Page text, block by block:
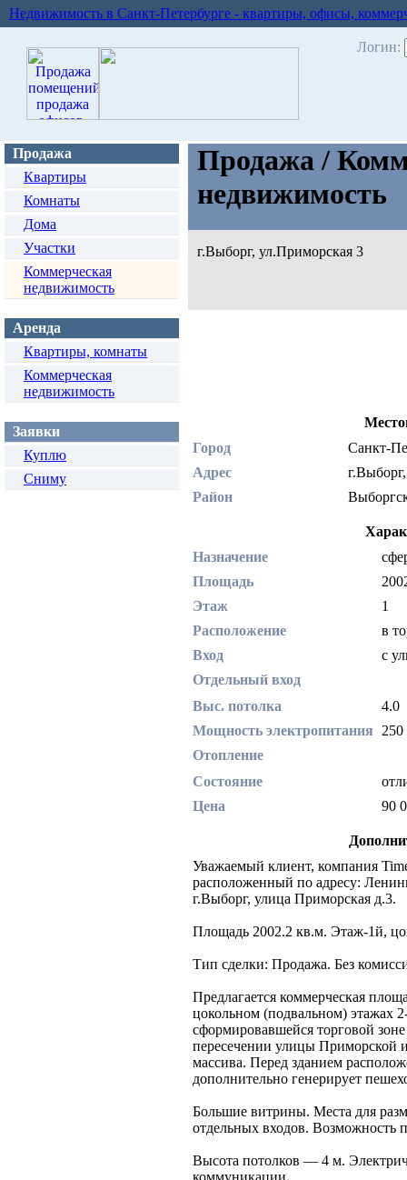
Недвижимость в Санкт-Петербурге - квартиры, офисы,
Логин:
Продажа
Квартиры
Комнаты
Дома
Участки
Коммерческая
недвижимость
Аренда
Квартиры, комнаты
Коммерческая
недвижимость
Заявки
Куплю
Сниму
Продажа /
недвижимость
г.Выборг, ул.Приморская 3
Город
Санкт-
Адрес
Район
Назначение
Площадь
Этаж
1
Расположение
в
Вход
с
Отдельный вход
Выс. потолка
4.0
Мощность электропитания
Отопление
Состояние
Цена
90
Уважаемый клиент, компания
расположенный по адресу:
г.Выборг, улица Приморская д.3.
Площадь 2002.2 кв.м. Этаж-1й,
Тип сделки: Продажа. Без
Предлагается коммерческая
цокольном (подвальном) этажах
сформировавшейся торговой
пересечении улицы Приморской
массива. Перед зданием
дополнительно генерирует
Большие витрины. Места для
отдельных входов. Возможность
Высота потолков — 4 м.
коммуникации.